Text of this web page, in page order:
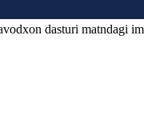
dasturi matndagi